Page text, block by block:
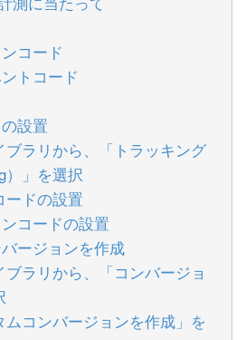
コード
トコード
設置
ラリから、「トラッキング
）」を選択
ドの設置
コードの設置
ージョンを作成
ラリから、「コンバージョ
コンバージョンを作成」を